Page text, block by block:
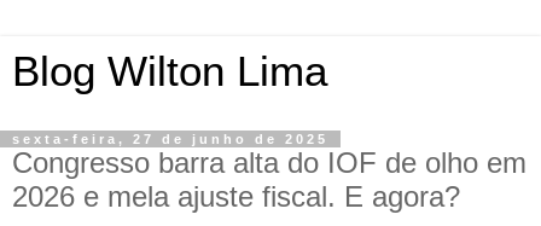
Blog Wilton Lima
sexta-feira, 27 de junho de 2025
Congresso barra alta do IOF de olho em
2026 e mela ajuste fiscal. E agora?